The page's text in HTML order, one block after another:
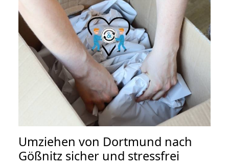
Umziehen von Dortmund nach
Gößnitz sicher und stressfrei